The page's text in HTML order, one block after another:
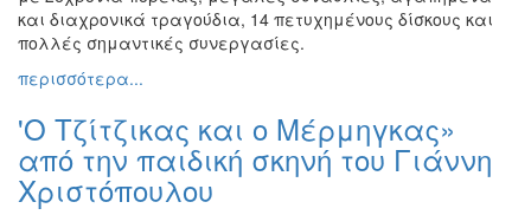
και διαχρονικά τραγούδια, 14 πετυχημένους δίσκους και
πολλές σημαντικές συνεργασίες.
περισσότερα...
'Ο Τζίτζικας και ο Μέρμηγκας»
από την παιδική σκηνή του Γιάννη
Χριστόπουλου